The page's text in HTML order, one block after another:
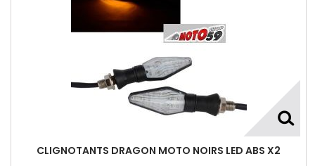
CLIGNOTANTS DRAGON MOTO NOIRS LED ABS X2